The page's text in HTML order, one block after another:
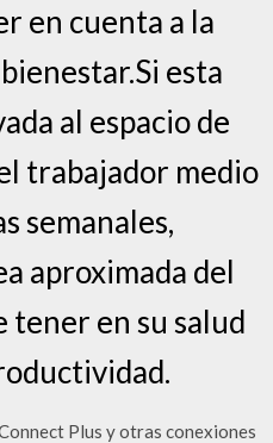
en cuenta a la
esta
al espacio de
trabajador medio
semanales,
aproximada del
tener en su salud
Plus y otras conexiones